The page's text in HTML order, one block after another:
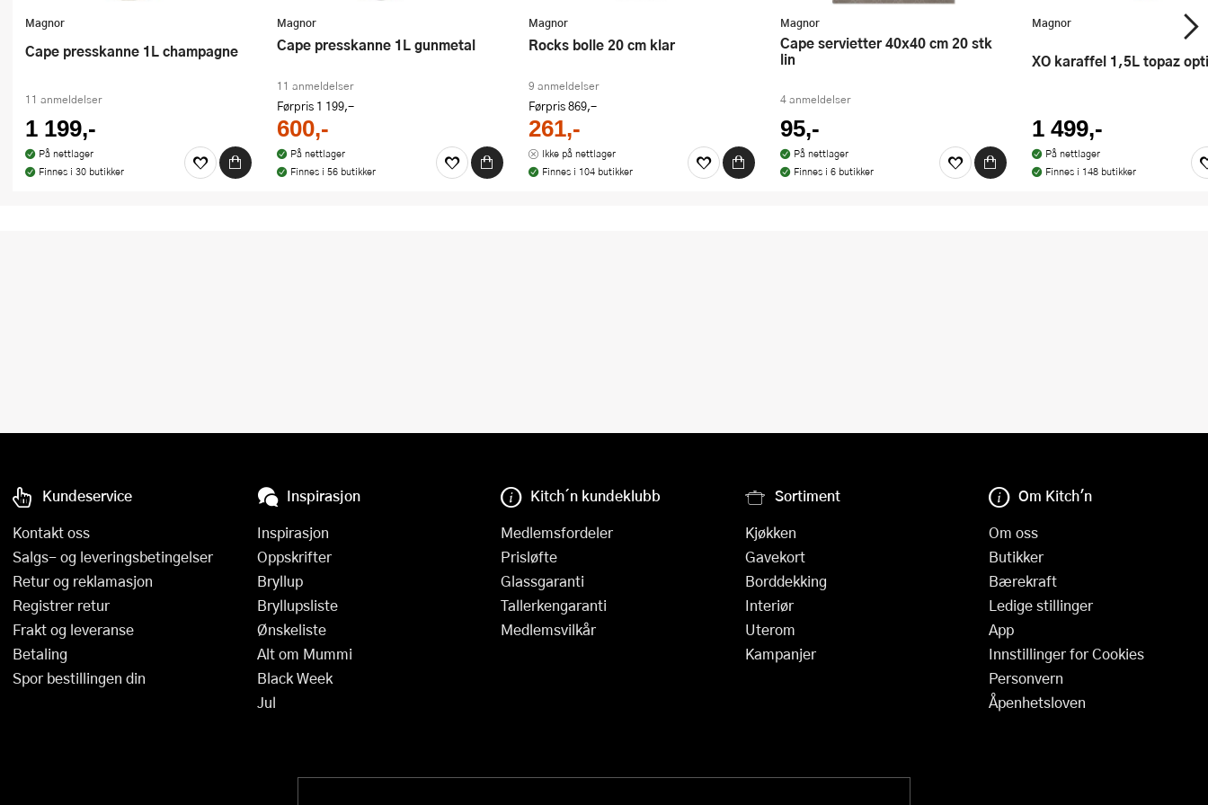
Magnor
Cape presskanne 1L champagne
11 anmeldelser
1 199,-
På nettlager
Finnes i 30 butikker
Magnor
Cape presskanne 1L gunmetal
11 anmeldelser
Førpris 1 199,-
600,-
På nettlager
Finnes i 56 butikker
Magnor
Rocks bolle 20 cm klar
9 anmeldelser
Førpris869,-
261,-
Ikke på nettlager
Finnes i 104 butikker
Magnor
Cape servietter 40x40 cm 20 stk
lin
4 anmeldelser
95,-
På nettlager
Finnes i 6 butikker
Magnor
XO karaffel 1,5L topaz
1 499,-
På nettlager
Finnes i 148 butikker
Kundeservice
Kontakt oss
Salgs- og leveringsbetingelser
Retur og reklamasjon
Registrer retur
Frakt og leveranse
Betaling
Spor bestillingen din
Inspirasjon
Inspirasjon
Oppskrifter
Bryllup
Bryllupsliste
Ønskeliste
Alt om Mummi
Black Week
Jul
Kitch´n kundeklubb
Medlemsfordeler
Prisløfte
Glassgaranti
Tallerkengaranti
Medlemsvilkår
Sortiment
Kjøkken
Gavekort
Borddekking
Interiør
Uterom
Kampanjer
Om Kitch'n
Om oss
Butikker
Bærekraft
Ledige stillinger
App
Innstillinger for Cookies
Personvern
Åpenhetsloven